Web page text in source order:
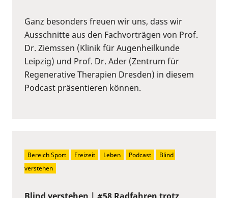
Ganz besonders freuen wir uns, dass wir
Ausschnitte aus den Fachvorträgen von Prof.
Dr. Ziemssen (Klinik für Augenheilkunde
Leipzig) und Prof. Dr. Ader (Zentrum für
Regenerative Therapien Dresden) in diesem
Podcast präsentieren können.
Bereich Sport Freizeit Leben Podcast
Blind
verstehen